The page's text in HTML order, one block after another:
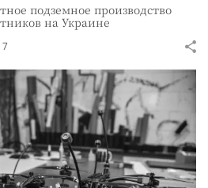
подземное производство
на Украине